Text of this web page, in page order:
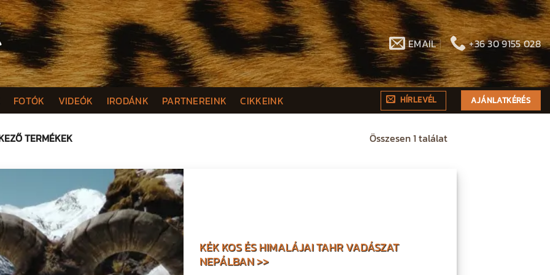
EMAIL +36 30 9155 028
FOTÓK VIDEÓK IRODÁNK PARTNEREINK CIKKEINK HÍRLEVÉL AJÁNLATKÉRÉS
TERMÉKEK Összesen 1 találat
KÉK KOS ÉS HIMALÁJAI TAHR VADÁSZAT
NEPÁLBAN >>